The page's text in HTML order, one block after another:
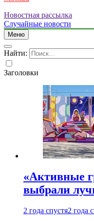
Новостная рассылка
Случайные новости
Меню
Найти:
Заголовки
«Активные
выбрали
2 года спустя2 года